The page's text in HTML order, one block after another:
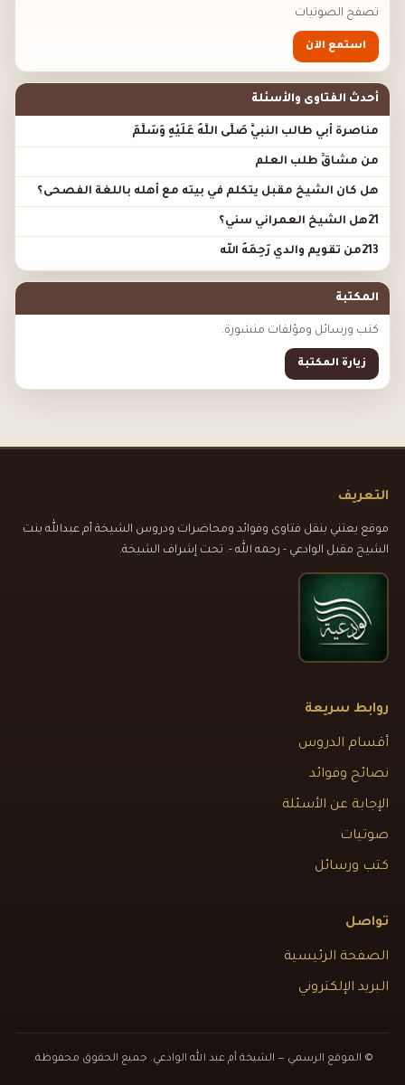
تصفح الصوتيات
استمع الآن
أحدث الفتاوى والأسئلة
مناصرة أبي طالب النبيَّ صَلَّى اللَّهُ عَلَيْهِ وَسَلَّمَ
من مشاقِّ طلب العلم
هل كان الشيخ مقبل يتكلم في بيته مع أهله باللغة الفصحى؟
21هل الشيخ العمراني سني؟
213من تقويم والدي رَحِمَهُ الله
المكتبة
كتب ورسائل ومؤلفات منشورة.
زيارة المكتبة
التعريف
موقع يعتني بنقل فتاوى وفوائد ومحاضرات ودروس الشيخة أم عبدالله بنت
الشيخ مقبل الوادعي - رحمه الله -. تحت إشراف الشيخة.
روابط سريعة
أقسام الدروس
نصائح وفوائد
الإجابة عن الأسئلة
صوتيات
كتب ورسائل
تواصل
الصفحة الرئيسية
البريد الإلكتروني
© الموقع الرسمي — الشيخة أم عبد الله الوادعي. جميع الحقوق محفوظة.